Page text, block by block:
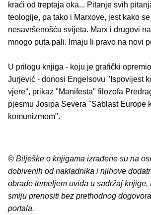
kraći od treptaja oka... Pitanje svih
teologije, pa tako i Marxove, jest kako
nesavršenošću svijeta. Marx i drugovi
mnogo puta pali. Imaju li pravo na novi
U prilogu knjiga - koju je grafički
Jurjević - donosi Engelsovu "Ispovijest
vjere", prikaz "Manifesta" filozofa
pjesmu Josipa Severa "Sablast Europe
komunizmom".
© Bilješke o knjigama izrađene su na
dobivenih od nakladnika i njihove
obrade temeljem uvida u sadržaj knjige,
smiju prenositi bez prethodnog
portala.